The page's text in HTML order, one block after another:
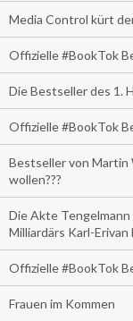
Media Control kürt
Offizielle #BookTok
Die Bestseller des 1.
Offizielle #BookTok
Bestseller von Martin
wollen???
Die Akte
Milliardärs Karl-Erivan
Offizielle #BookTok
Frauen im Kommen